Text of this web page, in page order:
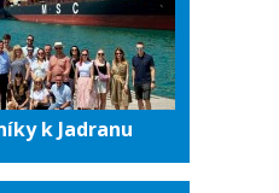
k Jadranu